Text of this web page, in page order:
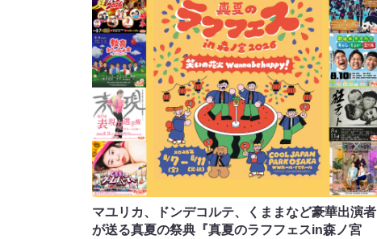
マユリカ、ドンデコルテ、くままなど豪華出演者
が送る真夏の祭典『真夏のラフフェスin森ノ宮